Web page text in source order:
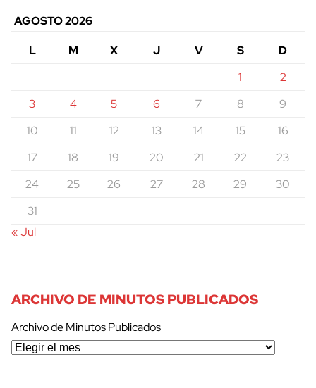
AGOSTO 2026
L
M X J V S
D
1
2
3
4 5 6 7 8
9
10
11 12 13 14 15
16
17
18 19 20 21 22
23
24
25 26 27 28 29
30
31
« Jul
ARCHIVO DE MINUTOS PUBLICADOS
Archivo de Minutos Publicados